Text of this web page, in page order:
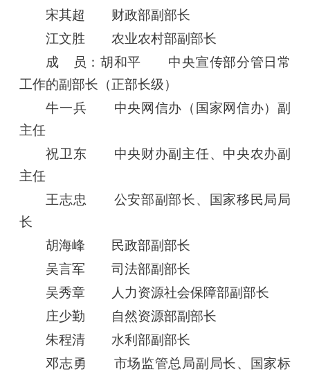
宋其超 财政部副部长
江文胜 农业农村部副部长
成 员：胡和平 中央宣传部分管日常
工作的副部长（正部长级）
牛一兵 中央网信办（国家网信办）副
主任
祝卫东 中央财办副主任、中央农办副
主任
王志忠 公安部副部长、国家移民局局
长
胡海峰 民政部副部长
吴言军 司法部副部长
吴秀章 人力资源社会保障部副部长
庄少勤 自然资源部副部长
朱程清 水利部副部长
邓志勇 市场监管总局副局长、国家标